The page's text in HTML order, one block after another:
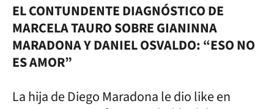
EL CONTUNDENTE DIAGNÓSTICO DE
MARCELA TAURO SOBRE GIANINNA
MARADONA Y DANIEL OSVALDO: “ESO NO
ES AMOR”
La hija de Diego Maradona le dio like en